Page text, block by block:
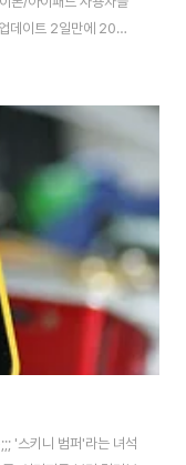
데이트 2일만에 20%
:일반 잠금화면, 우:음
만큼.. 세계인들의 주
는 표현이 어울릴 것
터.. 폴더 디자인, 세세
데 눈에 자꾸만 밟히네
'스키니 범퍼'라는 녀석